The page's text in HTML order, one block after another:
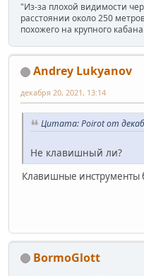
"Из-за плохой видимости
расстоянии около 250
похожего на крупного
Andrey Lukyanov
декабря 20, 2021, 13:14
Цитата: Poirot от
Не клавишный ли?
Клавишные инструменты
BormoGlott